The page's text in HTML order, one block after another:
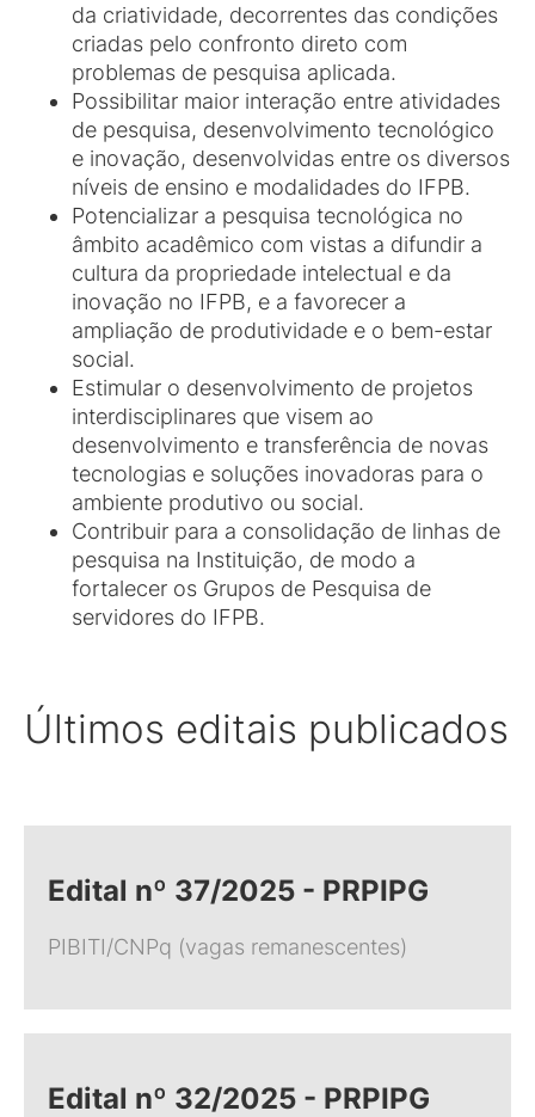
da criatividade, decorrentes das condições
criadas pelo confronto direto com
problemas de pesquisa aplicada.
Possibilitar maior interação entre atividades
de pesquisa, desenvolvimento tecnológico
e inovação, desenvolvidas entre os diversos
níveis de ensino e modalidades do IFPB.
Potencializar a pesquisa tecnológica no
âmbito acadêmico com vistas a difundir a
cultura da propriedade intelectual e da
inovação no IFPB, e a favorecer a
ampliação de produtividade e o bem-estar
social.
Estimular o desenvolvimento de projetos
interdisciplinares que visem ao
desenvolvimento e transferência de novas
tecnologias e soluções inovadoras para o
ambiente produtivo ou social.
Contribuir para a consolidação de linhas de
pesquisa na Instituição, de modo a
fortalecer os Grupos de Pesquisa de
servidores do IFPB.
Últimos editais publicados
Edital nº 37/2025 - PRPIPG
PIBITI/CNPq (vagas remanescentes)
Edital nº 32/2025 - PRPIPG